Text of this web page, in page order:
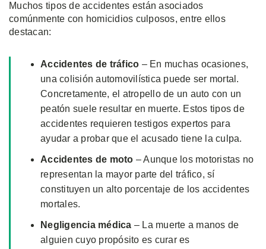
Muchos tipos de accidentes están asociados
comúnmente con homicidios culposos, entre ellos
destacan:
Accidentes de tráfico – En muchas ocasiones,
una colisión automovilística puede ser mortal.
Concretamente, el atropello de un auto con un
peatón suele resultar en muerte. Estos tipos de
accidentes requieren testigos expertos para
ayudar a probar que el acusado tiene la culpa.
Accidentes de moto – Aunque los motoristas no
representan la mayor parte del tráfico, sí
constituyen un alto porcentaje de los accidentes
mortales.
Negligencia médica – La muerte a manos de
alguien cuyo propósito es curar es